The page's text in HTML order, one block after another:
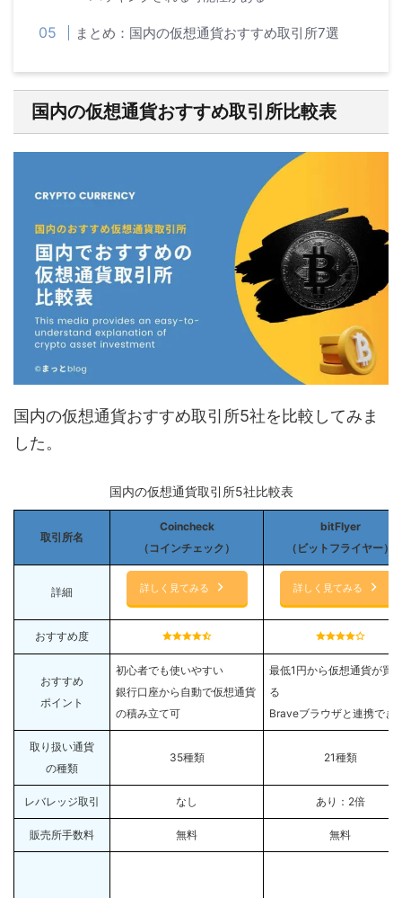
まとめ：国内の仮想通貨おすすめ取引所7選
国内の仮想通貨おすすめ取引所比較表
国内の仮想通貨おすすめ取引所5社を比較してみま
した。
国内の仮想通貨取引所5社比較表
取引所名
Coincheck
（コインチェック）
bitFlyer
（ビットフライヤー）
詳細 詳しく見てみる 詳しく見てみる
おすすめ度
おすすめ
ポイント
初心者でも使いやすい
銀行口座から自動で仮想通貨
の積み立て可
最低1円から仮想通貨が買
る
Braveブラウザと連携でき
取り扱い通貨
の種類
35種類 21種類
レバレッジ取引 なし あり：2倍
販売所手数料 無料 無料